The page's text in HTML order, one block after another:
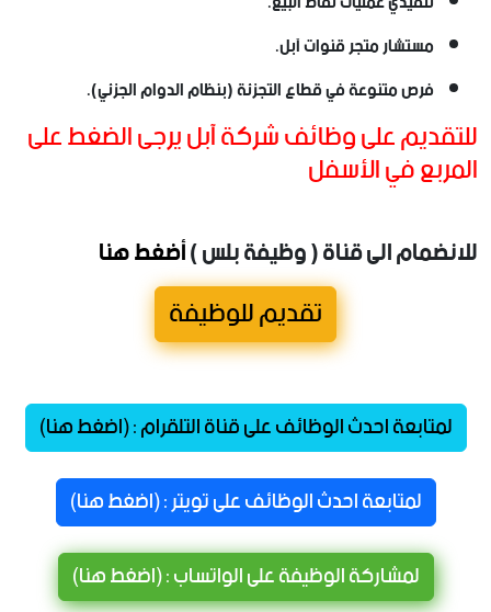
مستشار متجر قنوات آبل.
فرص متنوعة في قطاع التجزئة (بنظام الدوام الجزئي).
للتقديم على وظائف شركة آبل يرجى الضغط على
المربع في الأسفل
للانضمام الى قناة ( وظيفة بلس )أضغط هنا
تقديم للوظيفة
لمتابعة احدث الوظائف على قناة التلقرام : (اضغط هنا)
لمتابعة احدث الوظائف على تويتر : (اضغط هنا)
لمشاركة الوظيفة على الواتساب : (اضغط هنا)